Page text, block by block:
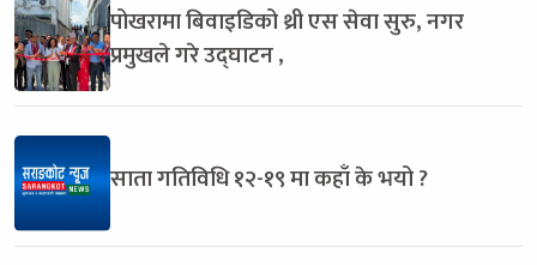
पोखरामा बिवाइडिको थ्री एस सेवा सुरु, नगर
प्रमुखले गरे उद्घाटन ,
साता गतिविधि १२-१९ मा कहाँ के भयो ?